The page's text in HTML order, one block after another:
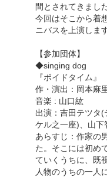
間とされてきました
今回はそこから着
ニバスを上演します
【参加団体】
◆singing dog
『ボイドタイム』
作・演出：岡本麻
音楽 : 山口紘
出演：吉田テツタ
ケル之一座)、山下
あらすじ：作家の
た。そこには初め
ていくうちに、既
人物のうちの一人